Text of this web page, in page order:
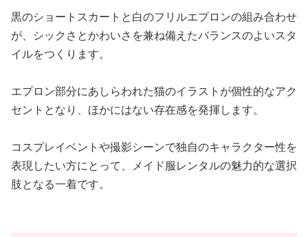
黒のショートスカートと白のフリルエプロンの組み合わせ
が、シックさとかわいさを兼ね備えたバランスのよいスタ
イルをつくります。
エプロン部分にあしらわれた猫のイラストが個性的なアク
セントとなり、ほかにはない存在感を発揮します。
コスプレイベントや撮影シーンで独自のキャラクター性を
表現したい方にとって、メイド服レンタルの魅力的な選択
肢となる一着です。